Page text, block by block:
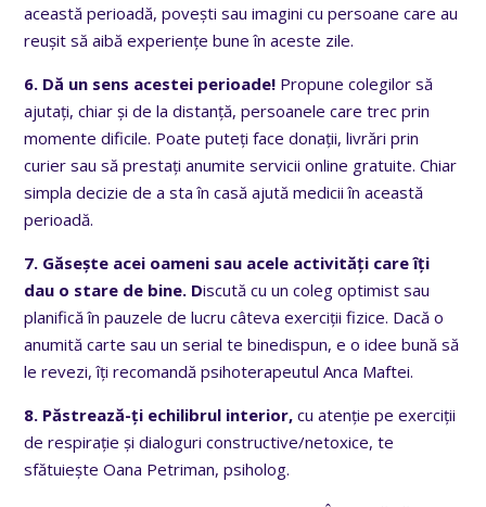
această perioadă, povești sau imagini cu persoane care au
reușit să aibă experiențe bune în aceste zile.
6. Dă un sens acestei perioade! Propune colegilor să
ajutați, chiar și de la distanță, persoanele care trec prin
momente dificile. Poate puteți face donații, livrări prin
curier sau să prestați anumite servicii online gratuite. Chiar
simpla decizie de a sta în casă ajută medicii în această
perioadă.
7. Găsește acei oameni sau acele activități care îți
dau o stare de bine. Discută cu un coleg optimist sau
planifică în pauzele de lucru câteva exerciții fizice. Dacă o
anumită carte sau un serial te binedispun, e o idee bună să
le revezi, îți recomandă psihoterapeutul Anca Maftei.
8. Păstrează-ți echilibrul interior, cu atenție pe exerciții
de respirație și dialoguri constructive/netoxice, te
sfătuiește Oana Petriman, psiholog.